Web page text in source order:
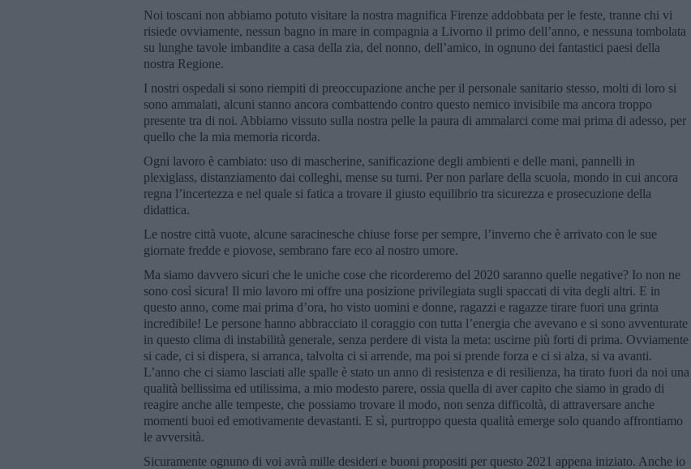
Noi toscani non abbiamo potuto visitare la nostra magnifica Firenze addobbata per le feste, tranne chi vi
risiede ovviamente, nessun bagno in mare in compagnia a Livorno il primo dell’anno, e nessuna tombolata
su lunghe tavole imbandite a casa della zia, del nonno, dell’amico, in ognuno dei fantastici paesi della
nostra Regione.
I nostri ospedali si sono riempiti di preoccupazione anche per il personale sanitario stesso, molti di loro si
sono ammalati, alcuni stanno ancora combattendo contro questo nemico invisibile ma ancora troppo
presente tra di noi. Abbiamo vissuto sulla nostra pelle la paura di ammalarci come mai prima di adesso, per
quello che la mia memoria ricorda.
Ogni lavoro è cambiato: uso di mascherine, sanificazione degli ambienti e delle mani, pannelli in
plexiglass, distanziamento dai colleghi, mense su turni. Per non parlare della scuola, mondo in cui ancora
regna l’incertezza e nel quale si fatica a trovare il giusto equilibrio tra sicurezza e prosecuzione della
didattica.
Le nostre città vuote, alcune saracinesche chiuse forse per sempre, l’inverno che è arrivato con le sue
giornate fredde e piovose, sembrano fare eco al nostro umore.
Ma siamo davvero sicuri che le uniche cose che ricorderemo del 2020 saranno quelle negative? Io non ne
sono così sicura! Il mio lavoro mi offre una posizione privilegiata sugli spaccati di vita degli altri. E in
questo anno, come mai prima d’ora, ho visto uomini e donne, ragazzi e ragazze tirare fuori una grinta
incredibile! Le persone hanno abbracciato il coraggio con tutta l’energia che avevano e si sono avventurate
in questo clima di instabilità generale, senza perdere di vista la meta: uscirne più forti di prima. Ovviamente
si cade, ci si dispera, si arranca, talvolta ci si arrende, ma poi si prende forza e ci si alza, si va avanti.
L’anno che ci siamo lasciati alle spalle è stato un anno di resistenza e di resilienza, ha tirato fuori da noi una
qualità bellissima ed utilissima, a mio modesto parere, ossia quella di aver capito che siamo in grado di
reagire anche alle tempeste, che possiamo trovare il modo, non senza difficoltà, di attraversare anche
momenti buoi ed emotivamente devastanti. E sì, purtroppo questa qualità emerge solo quando affrontiamo
le avversità.
Sicuramente ognuno di voi avrà mille desideri e buoni propositi per questo 2021 appena iniziato. Anche io